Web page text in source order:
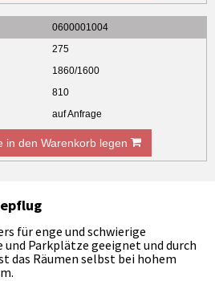
0600001004
275
1860/1600
810
auf Anfrage
in den Warenkorb legen
für enge und schwierige
und Parkplätze geeignet und durch
das Räumen selbst bei hohem